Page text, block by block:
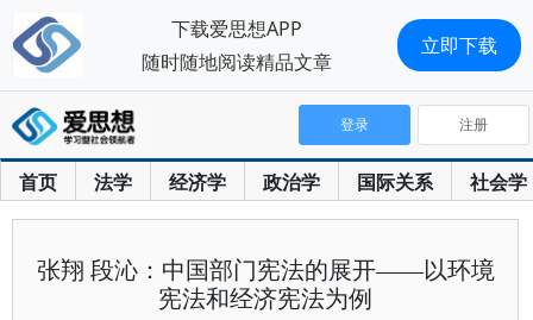
首页 法学 经济学 政治学 国际关系 社会学
登录 注册
张翔 段沁：中国部门宪法的展开——以环境
宪法和经济宪法为例
下载爱思想APP
随时随地阅读精品文章
立即下载